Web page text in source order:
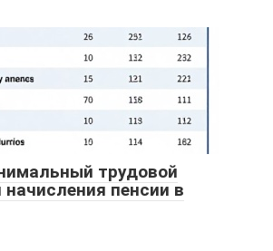
трудовой
пенсии в